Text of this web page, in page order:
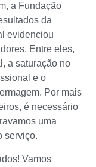
a Fundação
da
evidenciou
Entre eles,
a saturação no
e o
Por mais
é necessário
uma
serviço.
Vamos